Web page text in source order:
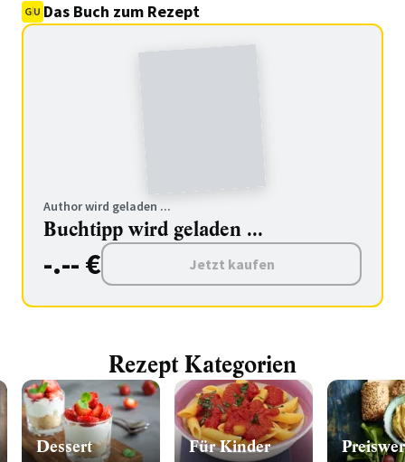
Das Buch zum Rezept
Author wird geladen ...
Buchtipp wird geladen ...
-.-- € Jetzt kaufen
Rezept Kategorien
Dessert Für Kinder